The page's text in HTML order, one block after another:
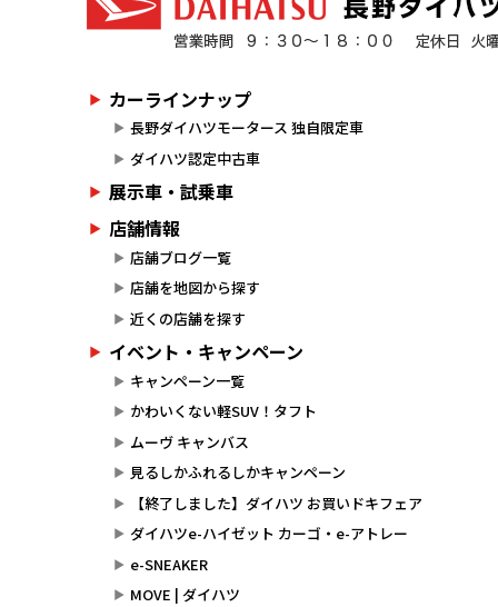
カーラインナップ
長野ダイハツモータース 独自限定車
ダイハツ認定中古車
展示車・試乗車
店舗情報
店舗ブログ一覧
店舗を地図から探す
近くの店舗を探す
イベント・キャンペーン
キャンペーン一覧
かわいくない軽SUV！タフト
ムーヴ キャンバス
見るしかふれるしかキャンペーン
【終了しました】ダイハツ お買いドキフェア
ダイハツe-ハイゼット カーゴ・e-アトレー
e-SNEAKER
MOVE | ダイハツ